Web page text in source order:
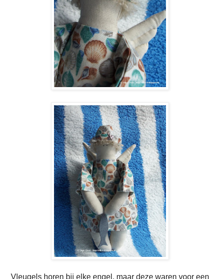
Vleugels horen bij elke engel, maar deze waren voor een